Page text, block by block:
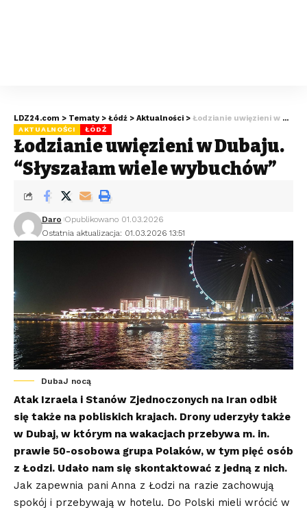
LDZ24.com > Tematy > Łódź > Aktualności > Łodzianie uwięzieni w Dubaju. “Słyszałam wiele wybuchów”
AKTUALNOŚCI ŁÓDŹ
Łodzianie uwięzieni w Dubaju.
“Słyszałam wiele wybuchów”
Ostatnia aktualizacja: 01.03.2026 13:51
Daro Opublikowano 01.03.2026
DubaJ nocą
Atak Izraela i Stanów Zjednoczonych na Iran odbił
się także na pobliskich krajach. Drony uderzyły także
w Dubaj, w którym na wakacjach przebywa m. in.
prawie 50-osobowa grupa Polaków, w tym pięć osób
z Łodzi. Udało nam się skontaktować z jedną z nich.
Jak zapewnia pani Anna z Łodzi na razie zachowują
spokój i przebywają w hotelu. Do Polski mieli wrócić w